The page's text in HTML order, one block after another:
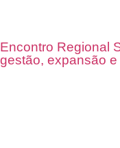
Encontro Regional
gestão, expansão